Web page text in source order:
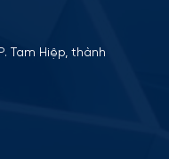
Tam Hiệp, thành